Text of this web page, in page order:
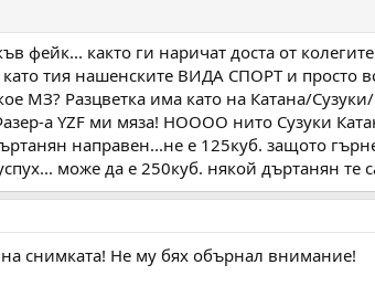
фейк... както ги наричат доста от
като тия нашенските ВИДА СПОРТ и просто
МЗ? Разцветка има като на Катана/
а YZF ми мяза! НОООО нито Сузуки
направен...не е 125куб. защото
може да е 250куб. някой дъртанян те
снимката! Не му бях обърнал внимание!